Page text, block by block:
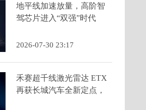
地平线加速放量，高阶智
驾芯片进入“双强”时代
2026-07-30 23:17
禾赛超千线激光雷达 ETX
再获长城汽车全新定点，